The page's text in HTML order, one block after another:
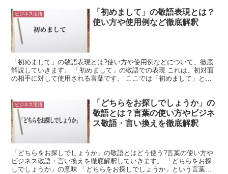
ビジネス用語
「初めまして」の敬語表現とは？
使い方や使用例など徹底解釈
「初めまして」の敬語表現とは?使い方や使用例などについて、徹底
解説していきます。 「初めまして」の敬語での表現 これは、初対面
の相手に対して使用される言葉です。 ここでは「初めまして」とい
ビジネス用語
「どちらをお探しでしょうか」の
敬語とは？言葉の使い方やビジネ
ス敬語・言い換えを徹底解釈
「どちらをお探しでしょうか」の敬語とはどう使う?言葉の使い方や
ビジネス敬語・言い換えを徹底解釈していきます。 「どちらをお探
しでしょうか」の意味 「どちらをお探しでしょうか」という言葉